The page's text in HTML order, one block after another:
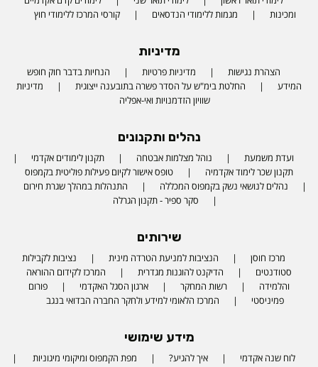
ומכינות
מגמות ללימודי הנדסאים קורסי המרכז ללימודי חוץ
מדיניות
הצהרת נגישות מדיניות פרטיות
הנחיות בדבר חוק חופש
המידע
החלטת בימ"ש על הסדר פשרה בתובענה ייצוגית
מדיניות
שוויון הזדמנויות ואי-אפליה
נהלים ותקנונים
ועדת משמעת נוהל מצלמות אבטחה
תקנון לימודים אקדמי
תקנון שכר לימוד אקדמיה
טופס אישור לקיום פעילות פוליטית בקמפוס
נהלים לנושאי נשק בקמפוס המכללה
התנהלות במהלך שגרת חירום
סקר ספיר - תקנון הגרלה
שירותים
מרכז חוסן הנציבות למניעת הטרדה מינית
נציבות לקבילות
סטודנטים
הדיקנט להוגנות מגדרית
המרכז לקידום ההוראה
והלמידה
רשות המחקר ארגון הסגל האקדמי
פורום
פמיניסטי
המרכז הלאומי למידע ולחקר החברה הבדואי בנגב
מידע שימושי
לוח שנה אקדמי איך להגיע?
מפת הקמפוס ומיקומי מיגוניות